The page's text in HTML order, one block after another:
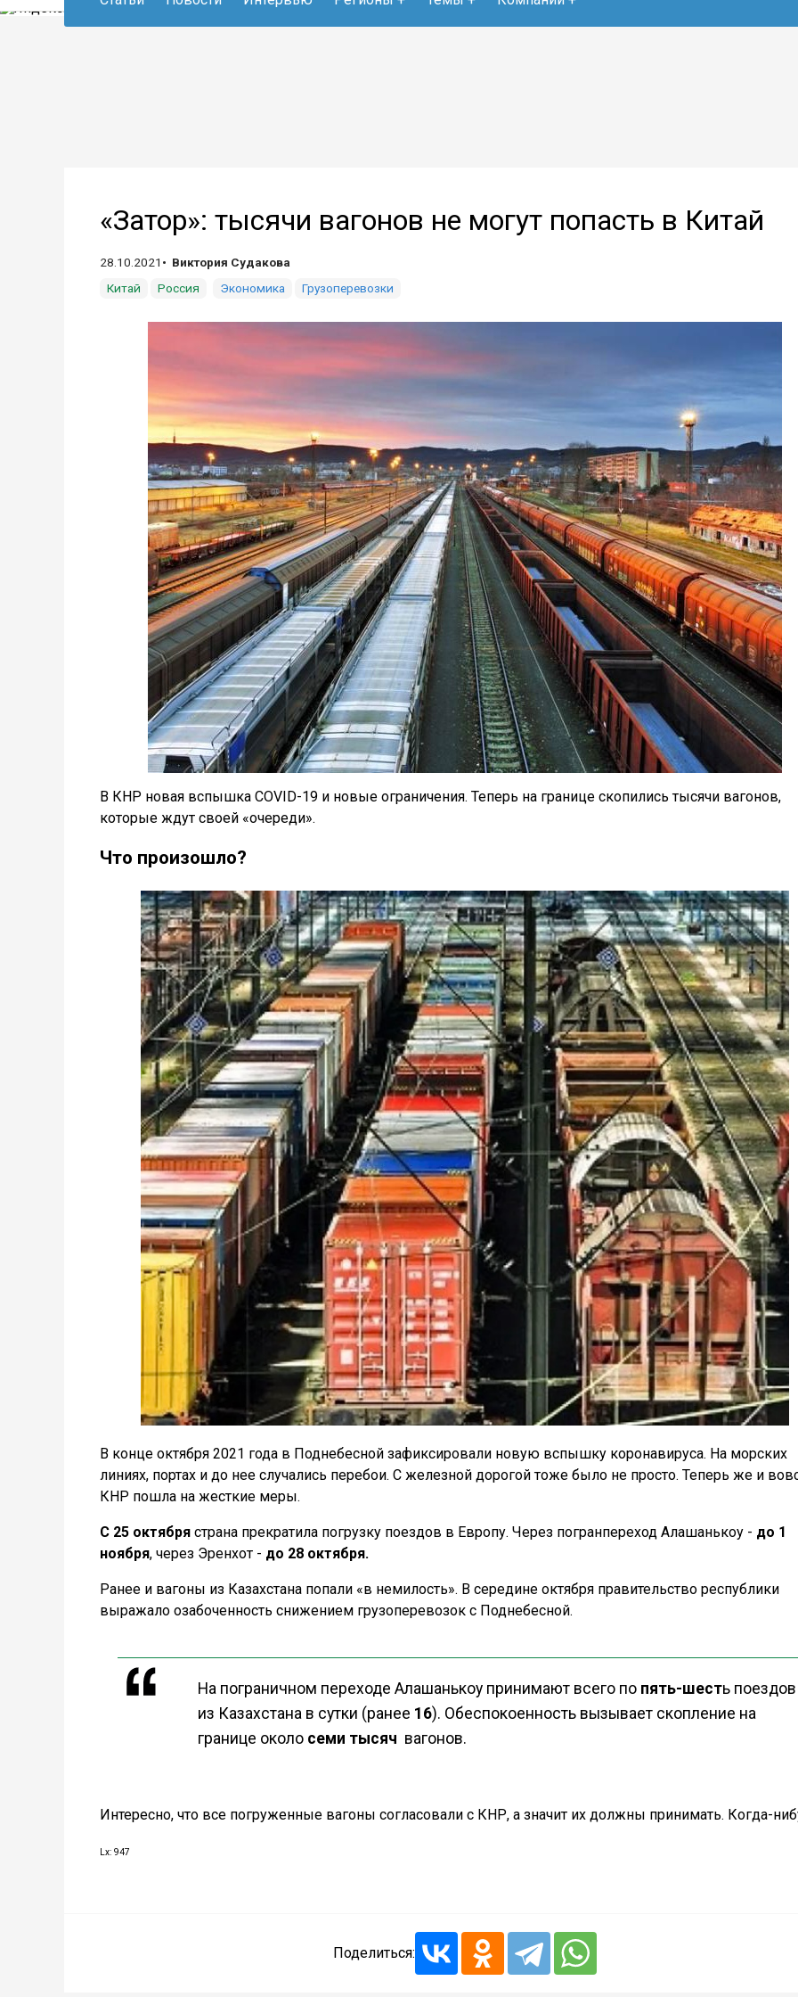
«Затор»: тысячи вагонов не могут попасть в Китай
28.10.2021
Виктория Судакова
Китай
Россия Экономика Грузоперевозки
В КНР новая вспышка COVID-19 и новые ограничения. Теперь на границе скопились тысячи вагонов,
которые ждут своей «очереди».
Что произошло?
В конце октября 2021 года в Поднебесной зафиксировали новую вспышку коронавируса. На морских
линиях, портах и до нее случались перебои. С железной дорогой тоже было не просто. Теперь же и
КНР пошла на жесткие меры.
С 25 октября страна прекратила погрузку поездов в Европу. Через погранпереход Алашанькоу - до 1
ноября, через Эренхот - до 28 октября.
Ранее и вагоны из Казахстана попали «в немилость». В середине октября правительство республики
выражало озабоченность снижением грузоперевозок с Поднебесной.
На пограничном переходе Алашанькоу принимают всего по пять-шесть поездов
из Казахстана в сутки (ранее 16). Обеспокоенность вызывает скопление на
границе около семи тысяч вагонов.
Интересно, что все погруженные вагоны согласовали с КНР, а значит их должны принимать. Когда-
Lx: 947
Поделиться: